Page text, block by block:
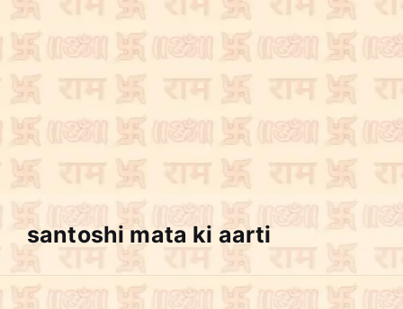
santoshi mata ki aarti